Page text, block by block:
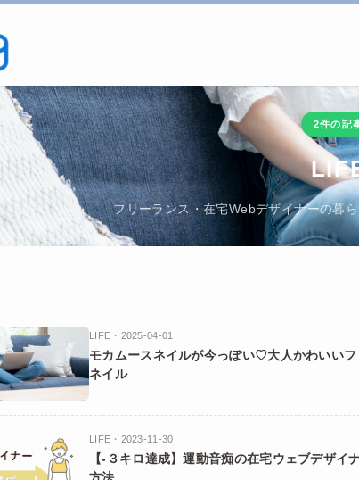
2件の記
フリーランス・在宅Webデザイナーの暮
LIFE・2025-04-01
モカムースネイルが今っぽい♡大人かわいい
ネイル
LIFE・2023-11-30
【-３キロ達成】運動音痴の在宅ウェブデザイ
方法